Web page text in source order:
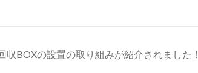
収BOXの設置の取り組みが紹介されました！